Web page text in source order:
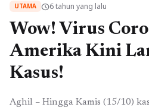
UTAMA schedule6 tahun yang lalu
Wow! Virus
Amerika Kini
Kasus!
Aghil – Hingga Kamis (15/10)